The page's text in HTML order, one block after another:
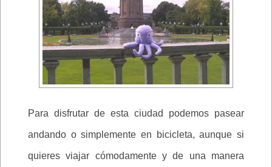
Para disfrutar de esta ciudad podemos pasear
andando o simplemente en bicicleta, aunque si
quieres viajar cómodamente y de una manera